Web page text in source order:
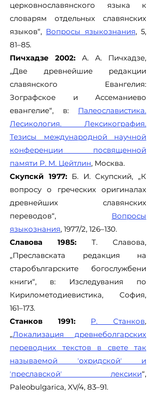
церковнославянского языка к
словарям отдельных славянских
языков“, Вопросы языкознания, 5,
81–85.
Пичхадзе 2002: А. А. Пичхадзе,
„Две древнейшие редакции
славянского Евангелия:
Зографское и Ассеманиево
евангелие“, в: Палеославистика.
Лесикология. Лексикография.
Тезисы международной научной
конференции посвященной
памяти Р. М. Цейтлин, Москва.
Скупскй 1977:Б. И. Скупский, „К
вопросу о греческих оригиналах
древнейших славянских
переводов“, Вопросы
языкознания, 1977/2, 126–130.
Славова 1985: Т. Славова,
„Преславската редакция на
старобългарските богослужбени
книги“, в: Изследувания по
Кирилометодиевистика, София,
161–173.
Станков 1991:
Р. Станков,
„Локализация древнеболгарских
переводних текстов в свете так
называемой ʼохридскойʼ и
ʼпреславскойʼ лексики“,
Paleobulgarica, XV/4, 83–91.